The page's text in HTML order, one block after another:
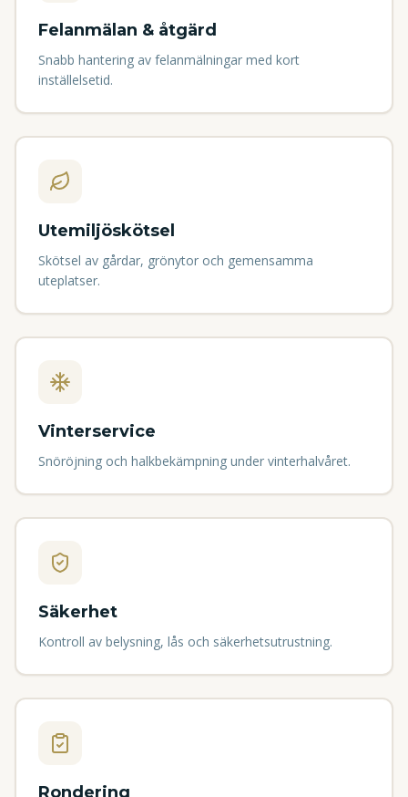
Felanmälan & åtgärd
Snabb hantering av felanmälningar med kort
inställelsetid.
Utemiljöskötsel
Skötsel av gårdar, grönytor och gemensamma
uteplatser.
Vinterservice
Snöröjning och halkbekämpning under vinterhalvåret.
Säkerhet
Kontroll av belysning, lås och säkerhetsutrustning.
Rondering